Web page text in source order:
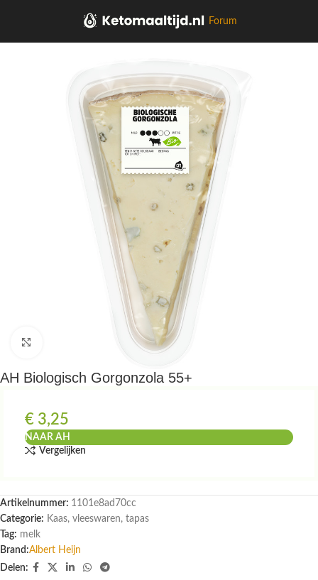
Forum
AH Biologisch Gorgonzola 55+
€ 3,25
NAAR AH
Vergelijken
Artikelnummer: 1101e8ad70cc
Categorie: Kaas, vleeswaren, tapas
Tag: melk
Brand:Albert Heijn
Delen: